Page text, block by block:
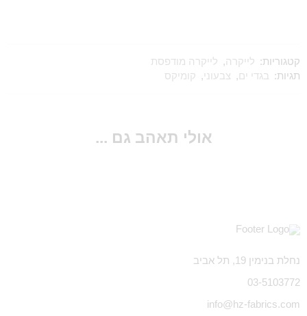
קטגוריות: לייקרה, לייקרה מודפסת
תגיות:
בגדי ים, צבעוני , קומיקס
אולי תאהב גם ...
נחלת בנימין 19, תל אביב
03-5103772
info@hz-fabrics.com